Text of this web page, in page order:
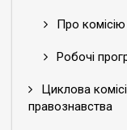
Про комісію
Робочі
Циклова
правознавства